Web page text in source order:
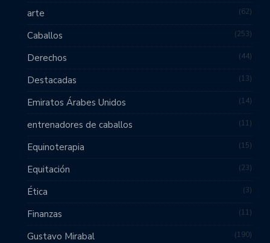
arte 62
Caballos 253
Derechos 44
Destacadas 13
Emiratos Árabes Unidos 14
entrenadores de caballos 11
Equinoterapia 15
Equitación 23
Ética 3
Finanzas 11
Gustavo Mirabal 190